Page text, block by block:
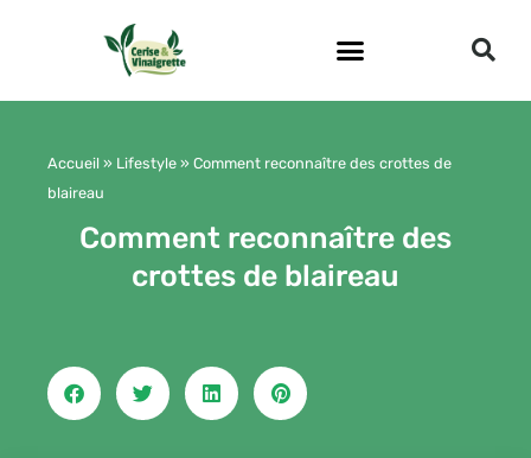
Accueil » Lifestyle » Comment reconnaître des crottes de
blaireau
Comment reconnaître des
crottes de blaireau